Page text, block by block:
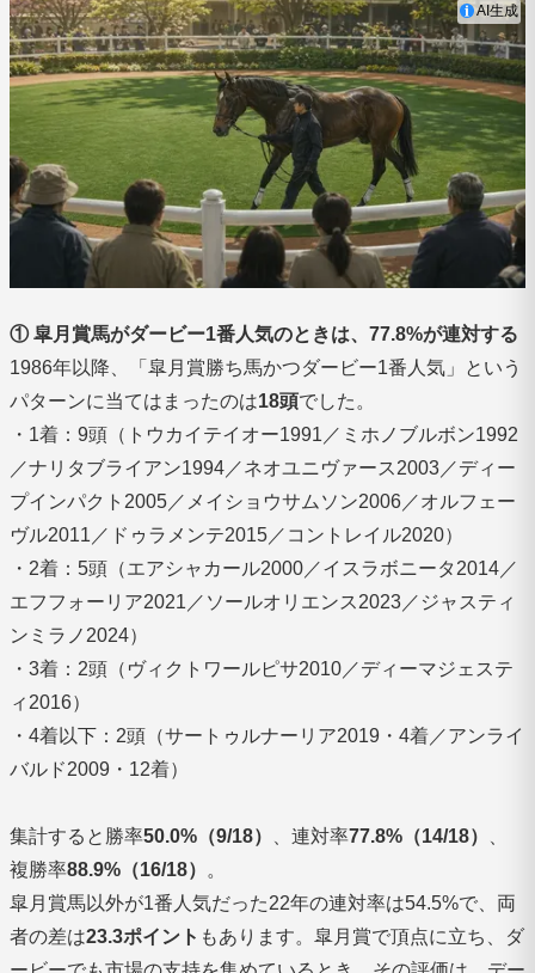
AI生成
① 皐月賞馬がダービー1番人気のときは、77.8%が連対する
1986年以降、「皐月賞勝ち馬かつダービー1番人気」という
パターンに当てはまったのは18頭でした。
・1着：9頭（トウカイテイオー1991／ミホノブルボン1992
／ナリタブライアン1994／ネオユニヴァース2003／ディー
プインパクト2005／メイショウサムソン2006／オルフェー
ヴル2011／ドゥラメンテ2015／コントレイル2020）
・2着：5頭（エアシャカール2000／イスラボニータ2014／
エフフォーリア2021／ソールオリエンス2023／ジャスティ
ンミラノ2024）
・3着：2頭（ヴィクトワールピサ2010／ディーマジェステ
ィ2016）
・4着以下：2頭（サートゥルナーリア2019・4着／アンライ
バルド2009・12着）
集計すると勝率50.0%（9/18） 、連対率77.8%（14/18）
複勝率88.9%（16/18）
。
皐月賞馬以外が1番人気だった22年の連対率は54.5%で、両
者の差は23.3ポイント もあります。皐月賞で頂点に立ち、ダ